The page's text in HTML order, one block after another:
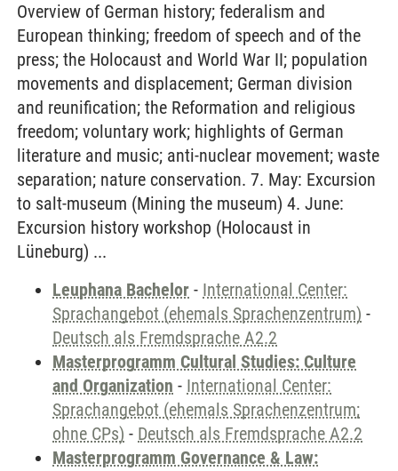
Overview of German history; federalism and
European thinking; freedom of speech and of the
press; the Holocaust and World War II; population
movements and displacement; German division
and reunification; the Reformation and religious
freedom; voluntary work; highlights of German
literature and music; anti-nuclear movement; waste
separation; nature conservation. 7. May: Excursion
to salt-museum (Mining the museum) 4. June:
Excursion history workshop (Holocaust in
Lüneburg) ...
Leuphana Bachelor - International Center:
Sprachangebot (ehemals Sprachenzentrum) -
Deutsch als Fremdsprache A2.2
Masterprogramm Cultural Studies: Culture
and Organization - International Center:
Sprachangebot (ehemals Sprachenzentrum;
ohne CPs) - Deutsch als Fremdsprache A2.2
Masterprogramm Governance & Law: